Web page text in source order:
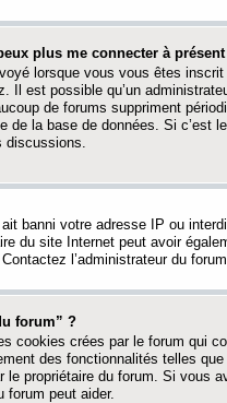
plus me connecter à présent
lorsque vous vous êtes
Il est possible qu’un
de forums suppriment
de la base de données. Si c’est
discussions.
banni votre adresse IP ou
du site Internet peut avoir
l’administrateur du
forum” ?
cookies crées par le forum qui
des fonctionnalités telles que
propriétaire du forum. Si vous
forum peut aider.